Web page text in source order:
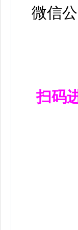
微信
扫码